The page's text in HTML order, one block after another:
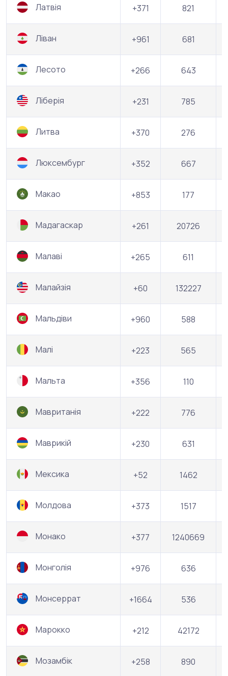
Латвія +371 821
Ліван +961 681
Лесото +266 643
Ліберія +231 785
Литва +370 276
Люксембург +352 667
Макао +853 177
Мадагаскар +261 20726
Малаві +265 611
Малайзія +60 132227
Мальдіви +960 588
Малі +223 565
Мальта +356 110
Мавританія +222 776
Маврикій +230 631
Мексика +52 1462
Молдова +373 1517
Монако +377 1240669
Монголія +976 636
Монсеррат +1664 536
Марокко +212 42172
Мозамбік +258 890